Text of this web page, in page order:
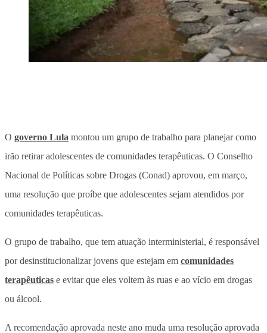
O governo Lula montou um grupo de trabalho para planejar como
irão retirar adolescentes de comunidades terapêuticas. O Conselho
Nacional de Políticas sobre Drogas (Conad) aprovou, em março,
uma resolução que proíbe que adolescentes sejam atendidos por
comunidades terapêuticas.
O grupo de trabalho, que tem atuação interministerial, é responsável
por desinstitucionalizar jovens que estejam em comunidades
terapêuticas e evitar que eles voltem às ruas e ao vício em drogas
ou álcool.
A recomendação aprovada neste ano muda uma resolução aprovada